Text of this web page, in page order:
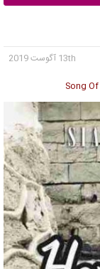
13th آگوست 2019
Song Of